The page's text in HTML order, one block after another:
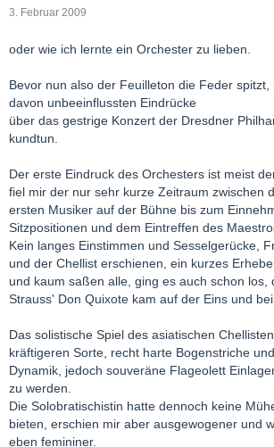
3. Februar 2009
oder wie ich lernte ein Orchester zu lieben.
Bevor nun also der Feuilleton die Feder
davon unbeeinflussten Eindrücke
über das gestrige Konzert der Dresdner
kundtun.
Der erste Eindruck des Orchesters ist meist
fiel mir der nur sehr kurze Zeitraum zwischen
ersten Musiker auf der Bühne bis zum
Sitzpositionen und dem Eintreffen des
Kein langes Einstimmen und Sesselgerücke,
und der Chellist erschienen, ein kurzes
und kaum saßen alle, ging es auch schon los,
Strauss' Don Quixote kam auf der Eins und
Das solistische Spiel des asiatischen
kräftigeren Sorte, recht harte Bogenstriche
Dynamik, jedoch souveräne Flageolett
zu werden.
Die Solobratischistin hatte dennoch keine
bieten, erschien mir aber ausgewogener und
eben femininer.